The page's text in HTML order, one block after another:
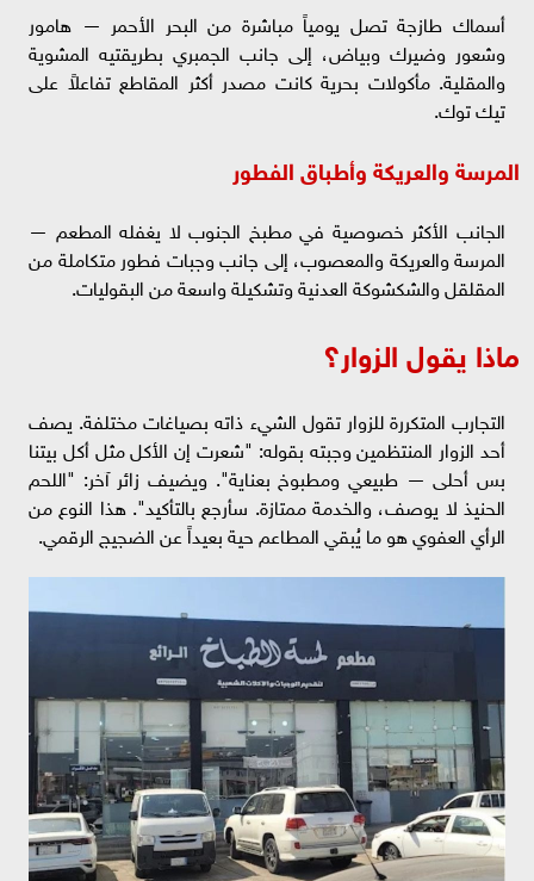
أسماك طازجة تصل يومياً مباشرة من البحر الأحمر — هامور
وشعور وضيرك وبياض، إلى جانب الجمبري بطريقتيه المشوية
والمقلية. مأكولات بحرية كانت مصدر أكثر المقاطع تفاعلاً على
تيك توك.
المرسة والعريكة وأطباق الفطور
الجانب الأكثر خصوصية في مطبخ الجنوب لا يغفله المطعم —
المرسة والعريكة والمعصوب، إلى جانب وجبات فطور متكاملة من
المقلقل والشكشوكة العدنية وتشكيلة واسعة من البقوليات.
ماذا يقول الزوار؟
التجارب المتكررة للزوار تقول الشيء ذاته بصياغات مختلفة. يصف
أحد الزوار المنتظمين وجبته بقوله: "شعرت إن الأكل مثل أكل بيتنا
بس أحلى — طبيعي ومطبوخ بعناية". ويضيف زائر آخر: "اللحم
الحنيذ لا يوصف، والخدمة ممتازة. سأرجع بالتأكيد". هذا النوع من
الرأي العفوي هو ما يُبقي المطاعم حية بعيداً عن الضجيج الرقمي.